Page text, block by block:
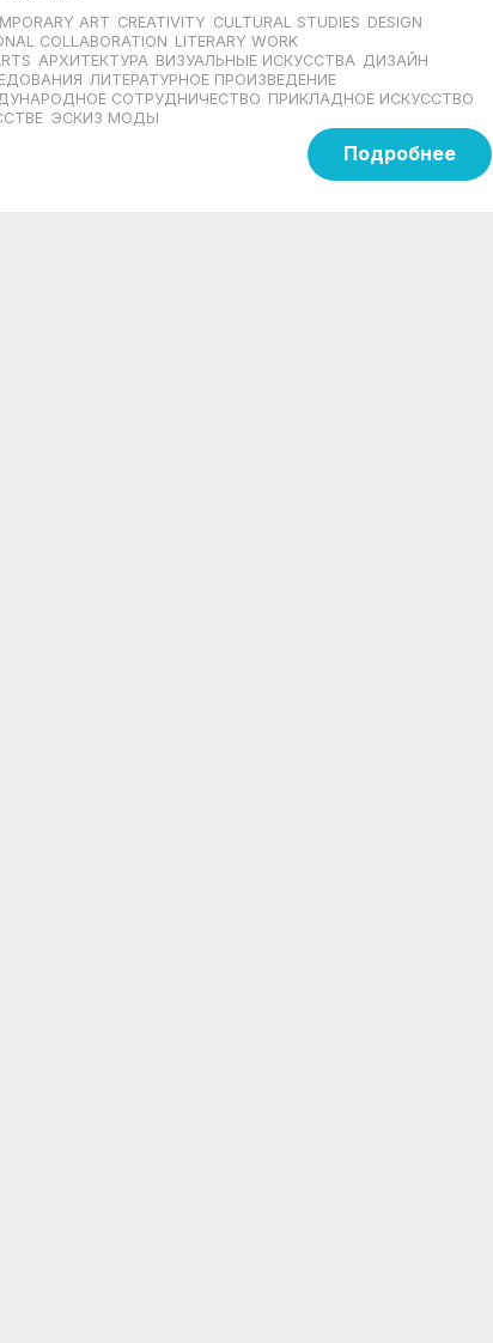
ART CREATIVITY CULTURAL STUDIES DESIGN
COLLABORATION LITERARY WORK
АРХИТЕКТУРА ВИЗУАЛЬНЫЕ ИСКУССТВА ДИЗАЙН
ЛИТЕРАТУРНОЕ ПРОИЗВЕДЕНИЕ
СОТРУДНИЧЕСТВО ПРИКЛАДНОЕ ИСКУССТВО
ЭСКИЗ МОДЫ
Подробнее